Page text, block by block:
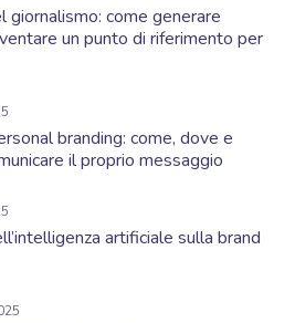
giornalismo: come generare
un punto di riferimento per
branding: come, dove e
il proprio messaggio
artificiale sulla brand